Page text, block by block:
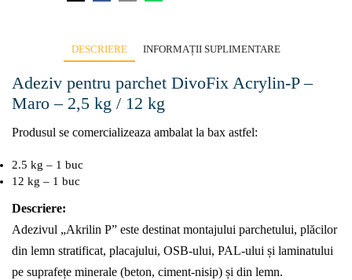
DESCRIERE INFORMAȚII SUPLIMENTARE
Adeziv pentru parchet DivoFix Acrylin-P –
Maro – 2,5 kg / 12 kg
Produsul se comercializeaza ambalat la bax astfel:
2.5 kg – 1 buc
12 kg – 1 buc
Descriere:
Adezivul „Akrilin P” este destinat montajului parchetului, plăcilor
din lemn stratificat, placajului, OSB-ului, PAL-ului și laminatului
pe suprafețe minerale (beton, ciment-nisip) și din lemn.